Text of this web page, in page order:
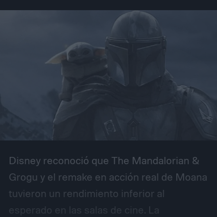
Disney reconoció que The Mandalorian &
Grogu y el remake en acción real de Moana
tuvieron un rendimiento inferior al
esperado en las salas de cine. La